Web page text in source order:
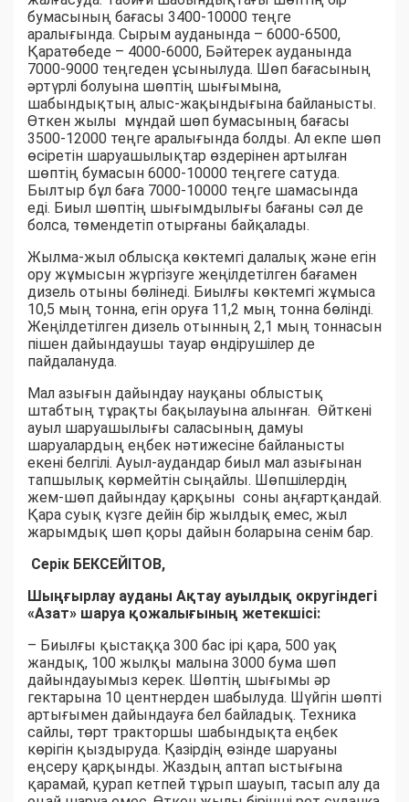
бумасының бағасы 3400-10000 теңге
аралығында. Сырым ауданында – 6000-6500,
Қаратөбеде – 4000-6000, Бәйтерек ауданында
7000-9000 теңгеден ұсынылуда. Шөп бағасының
әртүрлі болуына шөптің шығымына,
шабындықтың алыс-жақындығына байланысты.
Өткен жылы мұндай шөп бумасының бағасы
3500-12000 теңге аралығында болды. Ал екпе шөп
өсіретін шаруашылықтар өздерінен артылған
шөптің бумасын 6000-10000 теңгеге сатуда.
Былтыр бұл баға 7000-10000 теңге шамасында
еді. Биыл шөптің шығымдылығы бағаны сәл де
болса, төмендетіп отырғаны байқалады.
Жылма-жыл облысқа көктемгі далалық және егін
ору жұмысын жүргізуге жеңілдетілген бағамен
дизель отыны бөлінеді. Биылғы көктемгі жұмыса
10,5 мың тонна, егін оруға 11,2 мың тонна бөлінді.
Жеңілдетілген дизель отынның 2,1 мың тоннасын
пішен дайындаушы тауар өндірушілер де
пайдалануда.
Мал азығын дайындау науқаны облыстық
штабтың тұрақты бақылауына алынған. Өйткені
ауыл шаруашылығы саласының дамуы
шаруалардың еңбек нәтижесіне байланысты
екені белгілі. Ауыл-аудандар биыл мал азығынан
тапшылық көрмейтін сыңайлы. Шөпшілердің
жем-шөп дайындау қарқыны соны аңғартқандай.
Қара суық күзге дейін бір жылдық емес, жыл
жарымдық шөп қоры дайын боларына сенім бар.
Серік БЕКСЕЙІТОВ,
Шыңғырлау ауданы Ақтау ауылдық округіндегі
«Азат» шаруа қожалығының жетекшісі:
– Биылғы қыстаққа 300 бас ірі қара, 500 уақ
жандық, 100 жылқы малына 3000 бума шөп
дайындауымыз керек. Шөптің шығымы әр
гектарына 10 центнерден шабылуда. Шүйгін шөпті
артығымен дайындауға бел байладық. Техника
сайлы, төрт тракторшы шабындықта еңбек
көрігін қыздыруда. Қазірдің өзінде шаруаны
еңсеру қарқынды. Жаздың аптап ыстығына
қарамай, қурап кетпей тұрып шауып, тасып алу да